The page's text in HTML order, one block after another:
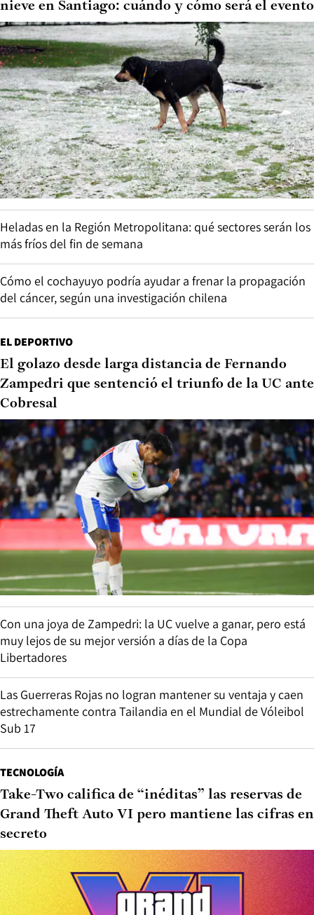
nieve en Santiago: cuándo y cómo será el evento
Heladas en la Región Metropolitana: qué sectores serán los
más fríos del fin de semana
Cómo el cochayuyo podría ayudar a frenar la propagación
del cáncer, según una investigación chilena
EL DEPORTIVO
El golazo desde larga distancia de Fernando
Zampedri que sentenció el triunfo de la UC ante
Cobresal
Con una joya de Zampedri: la UC vuelve a ganar, pero está
muy lejos de su mejor versión a días de la Copa
Libertadores
Las Guerreras Rojas no logran mantener su ventaja y caen
estrechamente contra Tailandia en el Mundial de Vóleibol
Sub 17
TECNOLOGÍA
Take-Two califica de “inéditas” las reservas de
Grand Theft Auto VI pero mantiene las cifras en
secreto